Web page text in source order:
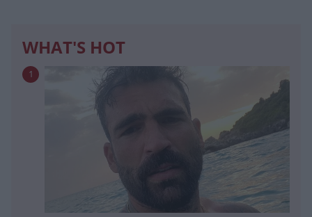
WHAT'S HOT
1